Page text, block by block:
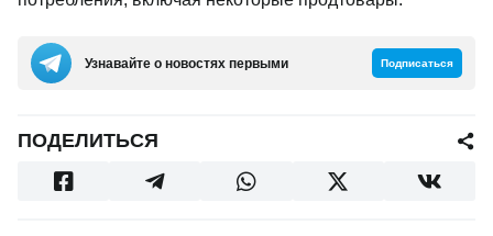
Узнавайте о новостях первыми Подписаться
ПОДЕЛИТЬСЯ